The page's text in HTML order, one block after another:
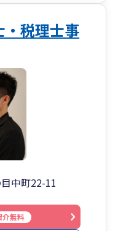
・税理士事
中町22-11
介無料